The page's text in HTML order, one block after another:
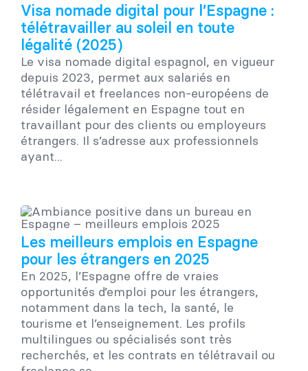
Visa nomade digital pour l’Espagne :
télétravailler au soleil en toute
légalité (2025)
Le visa nomade digital espagnol, en vigueur
depuis 2023, permet aux salariés en
télétravail et freelances non-européens de
résider légalement en Espagne tout en
travaillant pour des clients ou employeurs
étrangers. Il s’adresse aux professionnels
ayant...
Les meilleurs emplois en Espagne
pour les étrangers en 2025
En 2025, l’Espagne offre de vraies
opportunités d’emploi pour les étrangers,
notamment dans la tech, la santé, le
tourisme et l’enseignement. Les profils
multilingues ou spécialisés sont très
recherchés, et les contrats en télétravail ou